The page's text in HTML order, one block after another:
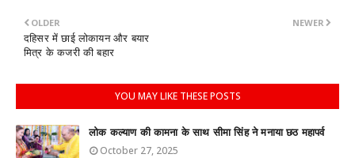
NEWER
OLDER
दहिसर में छाई लोकायन और बयार
मित्र के कजरी की बहार
YOU MAY LIKE THESE POSTS
लोक कल्याण की कामना के साथ सीमा सिंह ने मनाया छठ महापर्व
October 27, 2025